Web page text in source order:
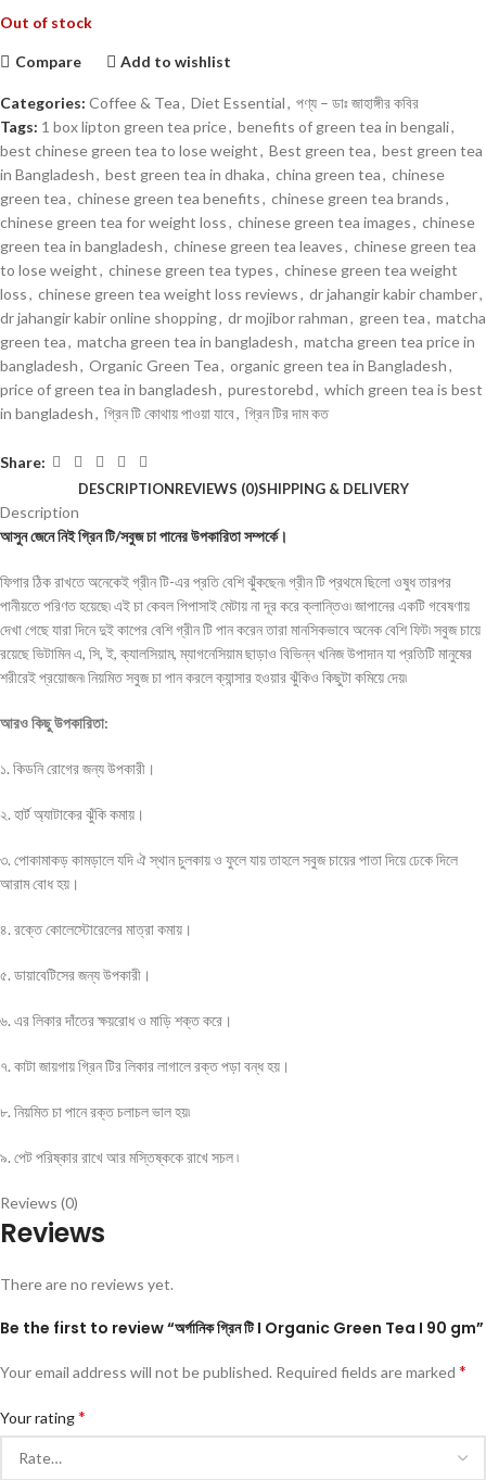
Out of stock
Compare Add to wishlist
Categories: Coffee & Tea, Diet Essential, পণ্য – ডাঃ জাহাঙ্গীর কবির
Tags: 1 box lipton green tea price, benefits of green tea in bengali,
best chinese green tea to lose weight, Best green tea, best green tea
in Bangladesh, best green tea in dhaka, china green tea, chinese
green tea, chinese green tea benefits, chinese green tea brands,
chinese green tea for weight loss, chinese green tea images, chinese
green tea in bangladesh, chinese green tea leaves, chinese green tea
to lose weight, chinese green tea types, chinese green tea weight
loss, chinese green tea weight loss reviews, dr jahangir kabir chamber,
dr jahangir kabir online shopping, dr mojibor rahman, green tea, matcha
green tea, matcha green tea in bangladesh, matcha green tea price in
bangladesh, Organic Green Tea, organic green tea in Bangladesh,
price of green tea in bangladesh, purestorebd, which green tea is best
in bangladesh, গ্রিন টি কোথায় পাওয়া যাবে, গ্রিন টির দাম কত
Share:
DESCRIPTIONREVIEWS (0)SHIPPING & DELIVERY
Description
আসুন জেনে নিই গ্রিন টি/সবুজ চা পানের উপকারিতা সম্পর্কে।
ফিগার ঠিক রাখতে অনেকেই গ্রীন টি-এর প্রতি বেশি ঝুঁকছেন৷ গ্রীন টি প্রথমে ছিলো ওষুধ তারপর
পানীয়তে পরিণত হয়েছে৷ এই চা কেবল পিপাসাই মেটায় না দূর করে ক্লান্তিও৷ জাপানের একটি গবেষণায়
দেখা গেছে যারা দিনে দুই কাপের বেশি গ্রীন টি পান করেন তারা মানসিকভাবে অনেক বেশি ফিট৷ সবুজ চায়ে
রয়েছে ভিটামিন এ, সি, ই, ক্যালসিয়াম, ম্যাগনেসিয়াম ছাড়াও বিভিন্ন খনিজ উপাদান যা প্রতিটি মানুষের
শরীরেই প্রয়োজন৷ নিয়মিত সবুজ চা পান করলে ক্যান্সার হওয়ার ঝুঁকিও কিছুটা কমিয়ে দেয়৷
আরও কিছু উপকারিতা:
১. কিডনি রোগের জন্য উপকারী।
২. হার্ট অ্যাটাকের ঝুঁকি কমায়।
৩. পোকামাকড় কামড়ালে যদি ঐ স্থান চুলকায় ও ফুলে যায় তাহলে সবুজ চায়ের পাতা দিয়ে ঢেকে দিলে
আরাম বোধ হয়।
৪. রক্তে কোলেস্টোরেলের মাত্রা কমায়।
৫. ডায়াবেটিসের জন্য উপকারী।
৬. এর লিকার দাঁতের ক্ষয়রোধ ও মাড়ি শক্ত করে।
৭. কাটা জায়গায় গ্রিন টির লিকার লাগালে রক্ত পড়া বন্ধ হয়।
৮. নিয়মিত চা পানে রক্ত চলাচল ভাল হয়৷
৯. পেট পরিষ্কার রাখে আর মস্তিষ্ককে রাখে সচল ৷
Reviews (0)
Reviews
There are no reviews yet.
Be the first to review “অর্গানিক গ্রিন টি I Organic Green Tea I 90 gm”
Your email address will not be published. Required fields are marked *
Your rating*